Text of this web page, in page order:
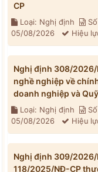
CP
Loại: Nghị định
05/08/2026
Hiệu
Nghị định 308/
nghề nghiệp về
doanh nghiệp và
Loại: Nghị định
05/08/2026
Hiệu
Nghị định 309/
118/2025/NĐ-CP